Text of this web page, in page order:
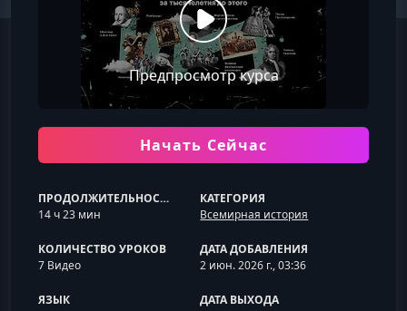
Предпросмотр курса
Начать Сейчас
ПРОДОЛЖИТЕЛЬНОСТЬ
14 ч 23 мин
КАТЕГОРИЯ
Всемирная история
КОЛИЧЕСТВО УРОКОВ
7 Видео
ДАТА ДОБАВЛЕНИЯ
2 июн. 2026 г., 03:36
ЯЗЫК
ДАТА ВЫХОДА